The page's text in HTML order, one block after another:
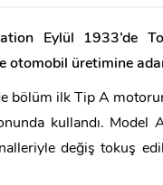
Eylül 1933’de
otomobil üretimine
bölüm ilk Tip A
kullandı. Model
değiş tokuş